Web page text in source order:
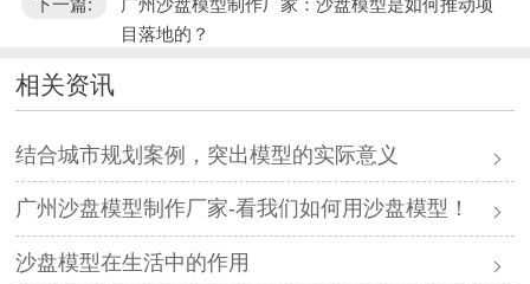
目落地的？
相关资讯
结合城市规划案例，突出模型的实际意义
广州沙盘模型制作厂家-看我们如何用沙盘模型！
沙盘模型在生活中的作用